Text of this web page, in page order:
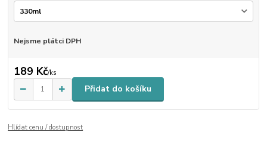
Nejsme plátci DPH
189 Kč/ks
Přidat do košíku
Hlídat cenu / dostupnost